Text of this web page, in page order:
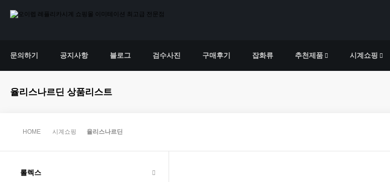
문의하기 공지사항 블로그 검수사진 구매후기 잡화류 추천제품 시계쇼핑
율리스나르딘 상품리스트
HOME 시계쇼핑 율리스나르딘
롤렉스